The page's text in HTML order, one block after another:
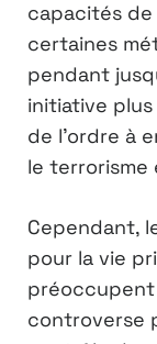
capacités
certaines
pendant
initiative
de l’ordre à
le terrorisme
Cependant,
pour la vie
controverse